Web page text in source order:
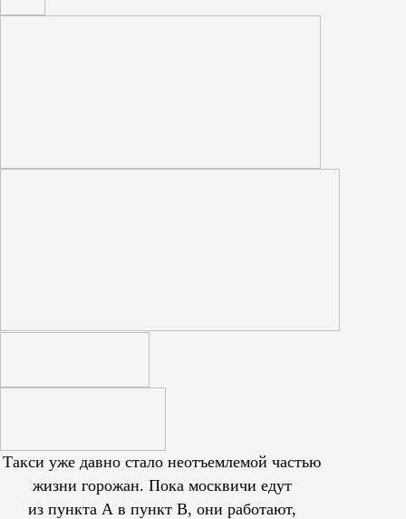
Такси уже давно стало неотъемлемой частью
жизни горожан. Пока москвичи едут
из пункта А в пункт В, они работают,